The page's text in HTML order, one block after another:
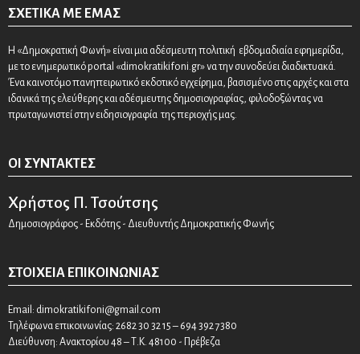
ΣΧΕΤΙΚΆ ΜΕ ΕΜΆΣ
Η «Δημοκρατική Φωνή» είναι μια αδέσμευτη πολιτική εβδομαδιαία εφημερίδα,
με το ενημερωτικό portal «dimokratikifoni.gr» να την συνοδεύει διαδικτυακά.
Ένα καινοτόμο πανηπειρωτικό εκδοτικό εγχείρημα, βασισμένο στις αρχές και στα
ιδανικά της ελεύθερης και αδέσμευτης δημοσιογραφίας, φιλοδοξώντας να
πρωταγωνιστεί στην ειδησιογραφία της περιοχής μας.
ΟΙ ΣΥΝΤΆΚΤΕΣ
Χρήστος Π. Τσούτσης
Δημοσιογράφος - Εκδότης - Διευθυντής Δημοκρατικής Φωνής
ΣΤΟΙΧΕΊΑ ΕΠΙΚΟΙΝΩΝΊΑΣ
Email: dimokratikifoni@gmail.com
Τηλέφωνα επικοινωνίας: 2682 30 32 15 – 694 392 7380
Διεύθυνση: Ανακτορίου 48 – Τ.Κ. 48100 - Πρέβεζα